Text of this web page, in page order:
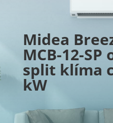
Midea
MCB-12-
split klíma
kW